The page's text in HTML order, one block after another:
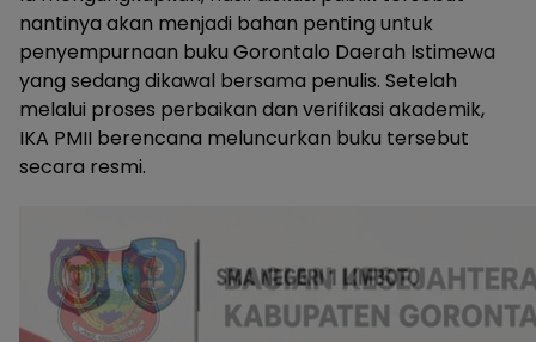
nantinya akan menjadi bahan penting untuk
penyempurnaan buku Gorontalo Daerah Istimewa
yang sedang dikawal bersama penulis. Setelah
melalui proses perbaikan dan verifikasi akademik,
IKA PMII berencana meluncurkan buku tersebut
secara resmi.